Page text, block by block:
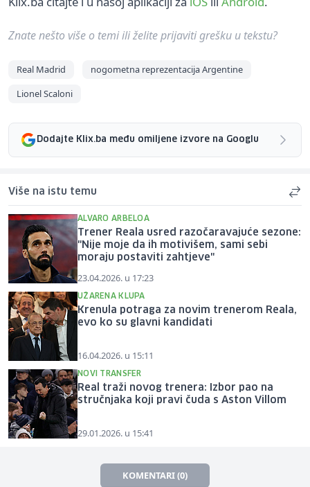
Znate nešto više o temi ili želite prijaviti grešku u tekstu?
Real Madrid
nogometna reprezentacija Argentine
Lionel Scaloni
Dodajte Klix.ba među omiljene izvore na Googlu
Više na istu temu
ALVARO ARBELOA
Trener Reala usred razočaravajuće sezone:
"Nije moje da ih motivišem, sami sebi
moraju postaviti zahtjeve"
23.04.2026. u 17:23
UŽARENA KLUPA
Krenula potraga za novim trenerom Reala,
evo ko su glavni kandidati
16.04.2026. u 15:11
NOVI TRANSFER
Real traži novog trenera: Izbor pao na
stručnjaka koji pravi čuda s Aston Villom
29.01.2026. u 15:41
KOMENTARI (0)